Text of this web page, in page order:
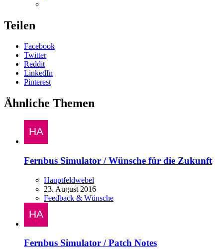
Teilen
Facebook
Twitter
Reddit
LinkedIn
Pinterest
Ähnliche Themen
Fernbus Simulator / Wünsche für die Zukunft
Hauptfeldwebel
23. August 2016
Feedback & Wünsche
Fernbus Simulator / Patch Notes